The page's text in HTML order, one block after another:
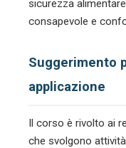
sicurezza
consapevole e
Suggerimento
applicazione
Il corso è rivolto ai
che svolgono